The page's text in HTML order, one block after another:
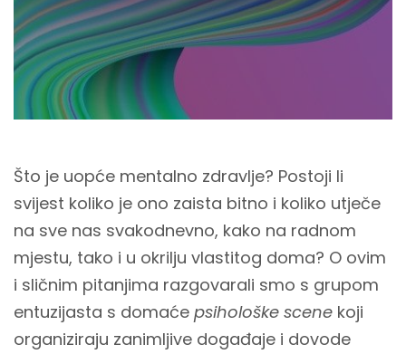
Što je uopće mentalno zdravlje? Postoji li
svijest koliko je ono zaista bitno i koliko utječe
na sve nas svakodnevno, kako na radnom
mjestu, tako i u okrilju vlastitog doma? O ovim
i sličnim pitanjima razgovarali smo s grupom
entuzijasta s domaće psihološke scene koji
organiziraju zanimljive događaje i dovode